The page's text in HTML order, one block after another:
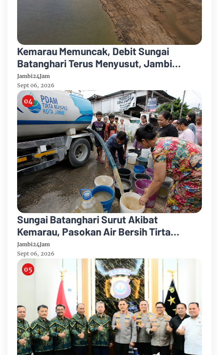
Kemarau Memuncak, Debit Sungai
Batanghari Terus Menyusut, Jambi
Hadapi Ancaman Krisis Air Bersih dan
Karhutla
Jambi24Jam
Sept 06, 2026
Sungai Batanghari Surut Akibat
Kemarau, Pasokan Air Bersih Tirta
Mayang Jambi Keruh
Jambi24Jam
Sept 06, 2026